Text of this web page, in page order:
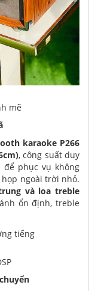
mẽ
karaoke P266
, công suất duy
để phục vụ không
họp ngoài trời nhỏ.
và loa treble
ổn định, treble